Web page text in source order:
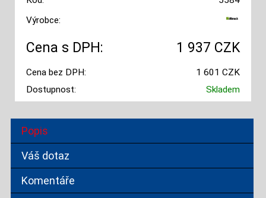
Výrobce:
Cena s DPH: 1 937 CZK
Cena bez DPH:
1 601 CZK
Dostupnost:
Skladem
Popis
Váš dotaz
Komentáře